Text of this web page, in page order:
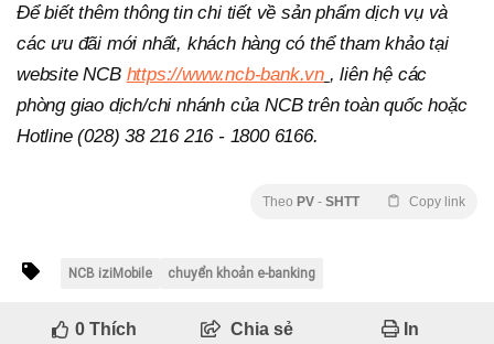
Để biết thêm thông tin chi tiết về sản phẩm dịch vụ và
các ưu đãi mới nhất, khách hàng có thể tham khảo tại
website NCB https://www.ncb-bank.vn , liên hệ các
phòng giao dịch/chi nhánh của NCB trên toàn quốc hoặc
Hotline (028) 38 216 216 - 1800 6166.
Theo PV - SHTT Copy link
NCB iziMobile chuyển khoản e-banking
0Thích Chia sẻ In